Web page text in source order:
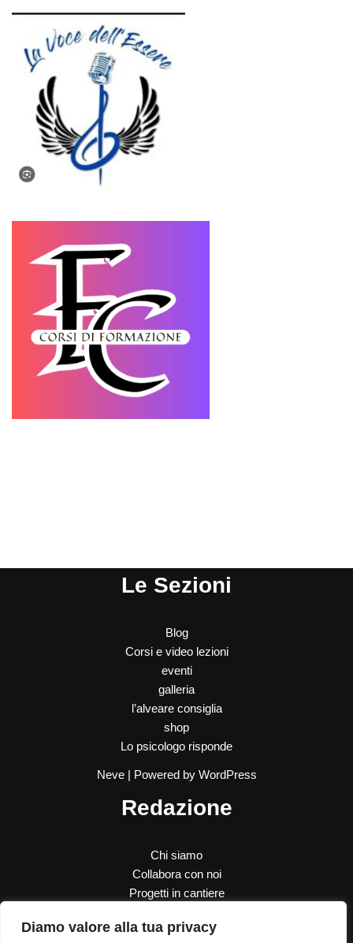
Diamo valore alla tua privacy
Le Sezioni
Blog
Corsi e video lezioni
eventi
galleria
l’alveare consiglia
shop
Lo psicologo risponde
Neve| Powered by WordPress
Redazione
Chi siamo
Collabora con noi
Progetti in cantiere
Le nostre donazioni